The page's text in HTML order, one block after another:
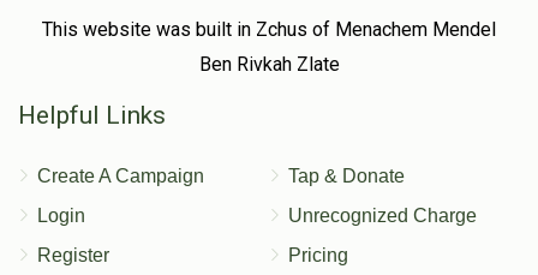
This website was built in Zchus of Menachem Mendel
Ben Rivkah Zlate
Helpful Links
Create A Campaign
Login
Register
Tap & Donate
Unrecognized Charge
Pricing